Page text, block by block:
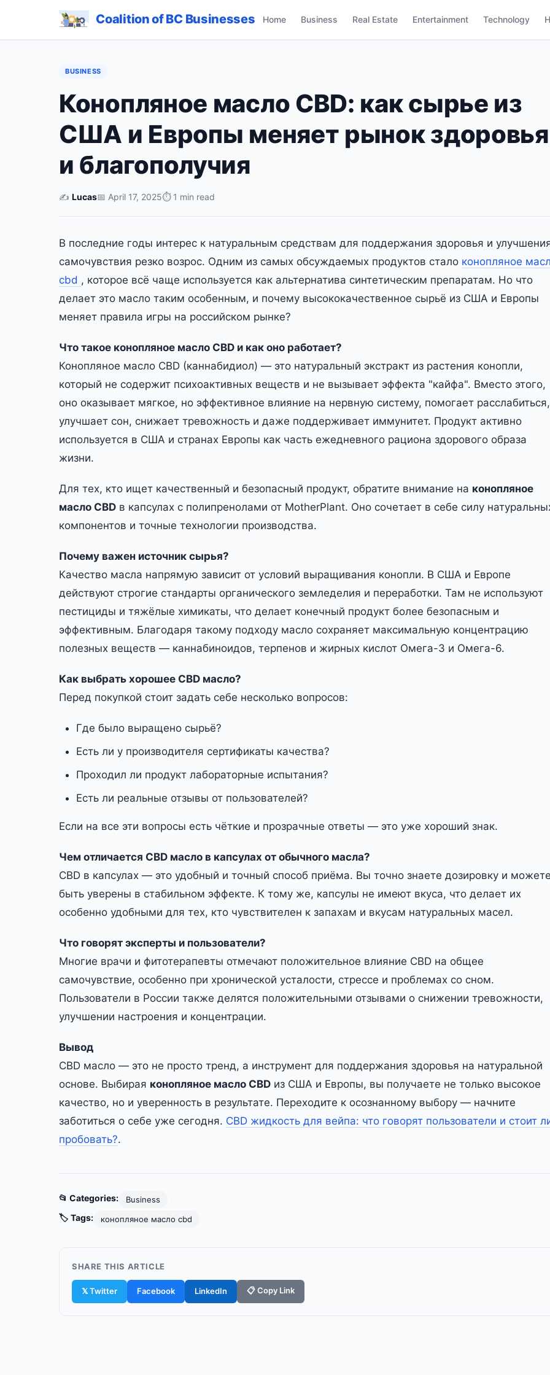
Coalition of BC Businesses Home Business Real Estate Entertainment Technology
BUSINESS
Конопляное масло CBD: как сырье из
США и Европы меняет рынок здоровья
и благополучия
✍️ Lucas📅 April 17, 2025⏱ 1 min read
В последние годы интерес к натуральным средствам для поддержания здоровья и
самочувствия резко возрос. Одним из самых обсуждаемых продуктов стало конопляное
cbd , которое всё чаще используется как альтернатива синтетическим препаратам. Но что
делает это масло таким особенным, и почему высококачественное сырьё из США и Европы
меняет правила игры на российском рынке?
Что такое конопляное масло CBD и как оно работает?
Конопляное масло CBD (каннабидиол) — это натуральный экстракт из растения конопли,
который не содержит психоактивных веществ и не вызывает эффекта "кайфа". Вместо этого,
оно оказывает мягкое, но эффективное влияние на нервную систему, помогает расслабиться,
улучшает сон, снижает тревожность и даже поддерживает иммунитет. Продукт активно
используется в США и странах Европы как часть ежедневного рациона здорового образа
жизни.
Для тех, кто ищет качественный и безопасный продукт, обратите внимание на конопляное
масло CBD в капсулах с полипренолами от MotherPlant. Оно сочетает в себе силу
компонентов и точные технологии производства.
Почему важен источник сырья?
Качество масла напрямую зависит от условий выращивания конопли. В США и Европе
действуют строгие стандарты органического земледелия и переработки. Там не используют
пестициды и тяжёлые химикаты, что делает конечный продукт более безопасным и
эффективным. Благодаря такому подходу масло сохраняет максимальную концентрацию
полезных веществ — каннабиноидов, терпенов и жирных кислот Омега-3 и Омега-6.
Как выбрать хорошее CBD масло?
Перед покупкой стоит задать себе несколько вопросов:
Где было выращено сырьё?
Есть ли у производителя сертификаты качества?
Проходил ли продукт лабораторные испытания?
Есть ли реальные отзывы от пользователей?
Если на все эти вопросы есть чёткие и прозрачные ответы — это уже хороший знак.
Чем отличается CBD масло в капсулах от обычного масла?
CBD в капсулах — это удобный и точный способ приёма. Вы точно знаете дозировку и
быть уверены в стабильном эффекте. К тому же, капсулы не имеют вкуса, что делает их
особенно удобными для тех, кто чувствителен к запахам и вкусам натуральных масел.
Что говорят эксперты и пользователи?
Многие врачи и фитотерапевты отмечают положительное влияние CBD на общее
самочувствие, особенно при хронической усталости, стрессе и проблемах со сном.
Пользователи в России также делятся положительными отзывами о снижении тревожности,
улучшении настроения и концентрации.
Вывод
CBD масло — это не просто тренд, а инструмент для поддержания здоровья на натуральной
основе. Выбирая конопляное масло CBD из США и Европы, вы получаете не только высокое
качество, но и уверенность в результате. Переходите к осознанному выбору — начните
заботиться о себе уже сегодня. CBD жидкость для вейпа: что говорят пользователи и стоит
пробовать?.
📂 Categories: Business
🏷️ Tags: конопляное масло cbd
SHARE THIS ARTICLE
𝕏 Twitter Facebook LinkedIn 📋 Copy Link